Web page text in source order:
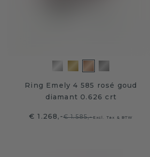
Ring Emely 4 585 rosé goud
diamant 0.626 crt
€ 1.268,-€ 1.585,-Excl. Tax & BTW